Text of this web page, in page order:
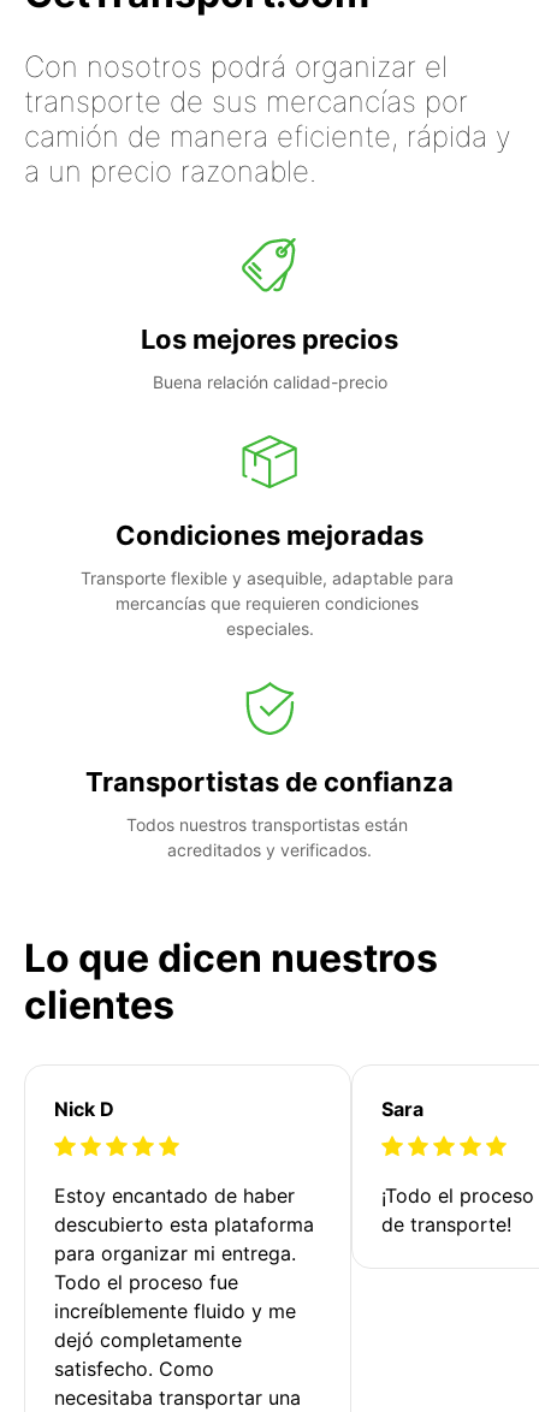
Con nosotros podrá organizar el
transporte de sus mercancías por
camión de manera eficiente, rápida y
a un precio razonable.
Los mejores precios
Buena relación calidad-precio
Condiciones mejoradas
Transporte flexible y asequible, adaptable para
mercancías que requieren condiciones
especiales.
Transportistas de confianza
Todos nuestros transportistas están
acreditados y verificados.
Lo que dicen nuestros
clientes
Nick D
Estoy encantado de haber
descubierto esta plataforma
para organizar mi entrega.
Todo el proceso fue
increíblemente fluido y me
dejó completamente
satisfecho. Como
necesitaba transportar una
Sara
¡Todo el
de transporte!